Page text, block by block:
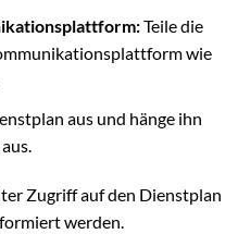
Teile die
wie
aus und hänge ihn
Zugriff auf den Dienstplan
werden.